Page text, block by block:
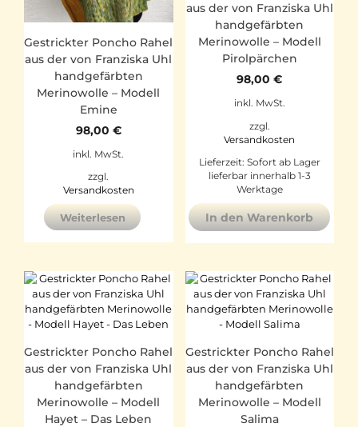
Gestrickter Poncho Rahel
aus der von Franziska Uhl
handgefärbten
Merinowolle – Modell
Emine
98,00 €
inkl. MwSt.
zzgl.
Versandkosten
Weiterlesen
aus der von Franziska Uhl
handgefärbten
Merinowolle – Modell
Pirolpärchen
98,00€
inkl. MwSt.
zzgl.
Versandkosten
Lieferzeit: Sofort ab Lager
lieferbar innerhalb 1-3
Werktage
In den Warenkorb
Gestrickter Poncho Rahel
aus der von Franziska Uhl
handgefärbten
Merinowolle – Modell
Hayet – Das Leben
Gestrickter Poncho Rahel
aus der von Franziska Uhl
handgefärbten
Merinowolle – Modell
Salima